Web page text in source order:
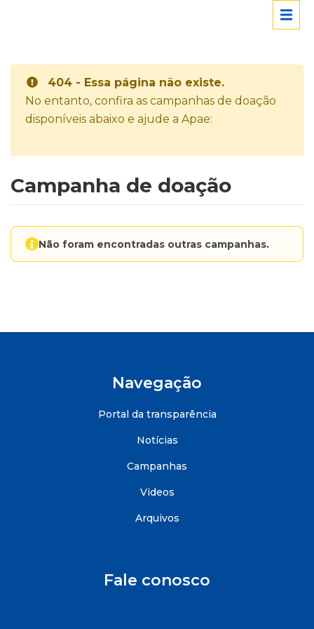
404 - Essa página não existe.
No entanto, confira as campanhas de doação
disponíveis abaixo e ajude a Apae:
Campanha de doação
Não foram encontradas outras campanhas.
Navegação
Portal da transparência
Notícias
Campanhas
Videos
Arquivos
Fale conosco